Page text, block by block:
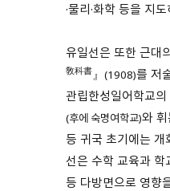
·물리·화학 등을 지
유일선은 또한 근대
敎科書』 (1908)를 저
관립한성일어학교
(후에 숙명여학교)와
등 귀국 초기에는 개
선은 수학 교육과 학
등 다방면으로 영향